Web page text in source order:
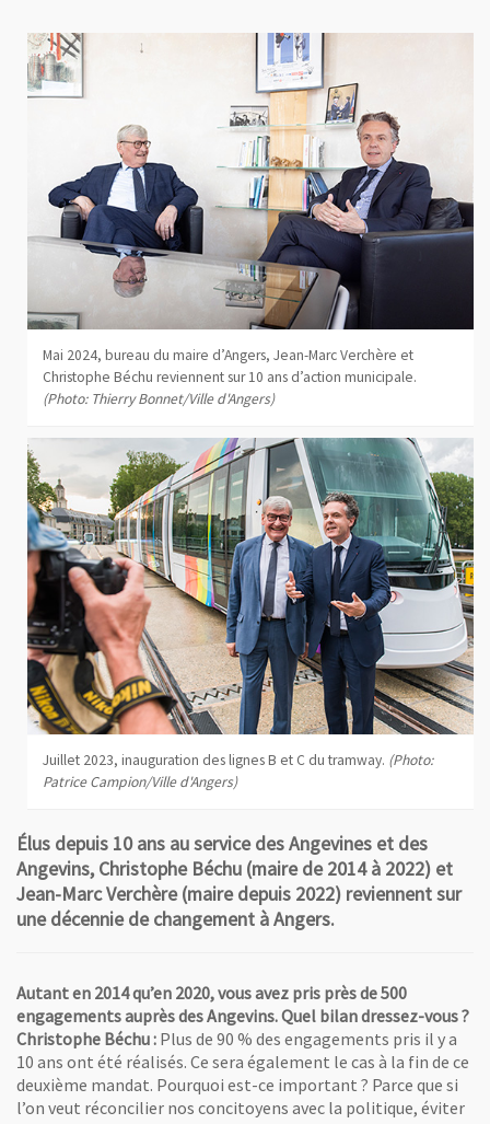
Mai 2024, bureau du maire d’Angers, Jean-Marc Verchère et
Christophe Béchu reviennent sur 10 ans d’action municipale.
(Photo: Thierry Bonnet/Ville d'Angers)
Juillet 2023, inauguration des lignes B et C du tramway. (Photo:
Patrice Campion/Ville d'Angers)
Élus depuis 10 ans au service des Angevines et des
Angevins, Christophe Béchu (maire de 2014 à 2022) et
Jean-Marc Verchère (maire depuis 2022) reviennent sur
une décennie de changement à Angers.
Autant en 2014 qu’en 2020, vous avez pris près de 500
engagements auprès des Angevins. Quel bilan dressez-vous ?
Christophe Béchu : Plus de 90 % des engagements pris il y a
10 ans ont été réalisés. Ce sera également le cas à la fin de ce
deuxième mandat. Pourquoi est-ce important ? Parce que si
l’on veut réconcilier nos concitoyens avec la politique, éviter